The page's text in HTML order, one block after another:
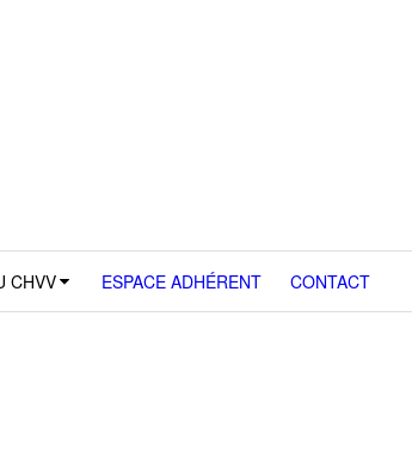
CHVV ESPACE ADHÉRENT CONTACT